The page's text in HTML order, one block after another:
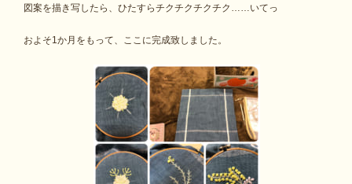
図案を描き写したら、ひたすらチクチクチクチク……いてっ
およそ1か月をもって、ここに完成致しました。